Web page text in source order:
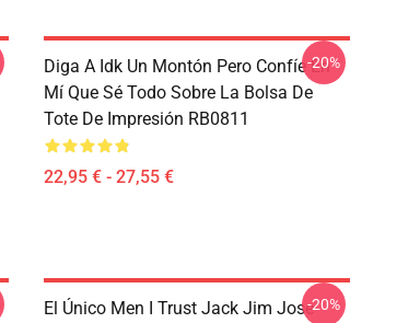
Diga A Idk Un Montón Pero Confíe En
Mí Que Sé Todo Sobre La Bolsa De
Tote De Impresión RB0811
22,95 € - 27,55 €
-20%
El Único Men I Trust Jack Jim Jose-20%